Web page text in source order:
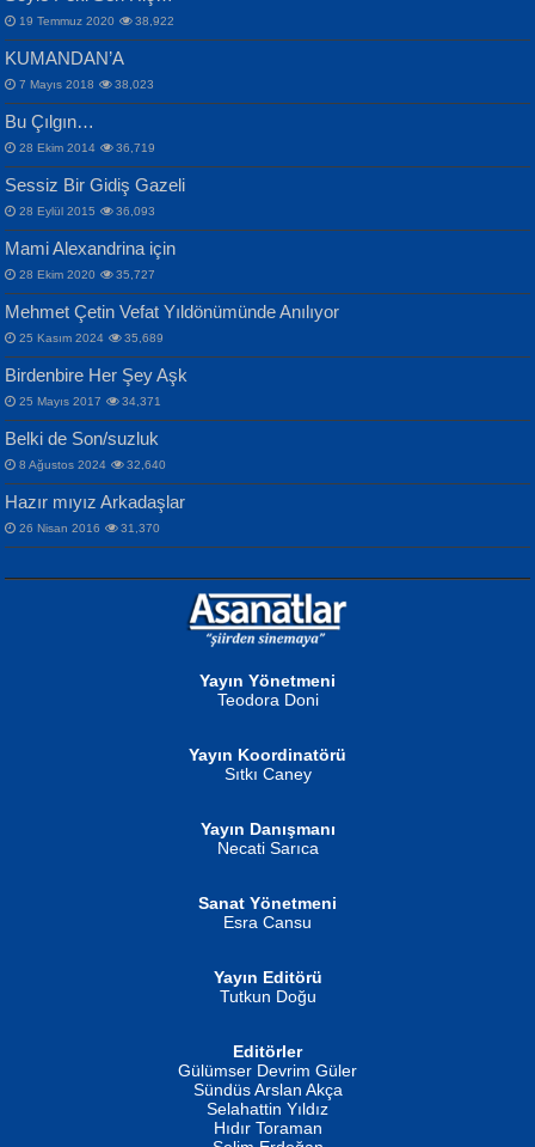
İPEK ACAR SERT
Gazze’nin Şecaati, Ümmetin İmtihanı...
MAHMUT GÜRBÜZ
İbrahim Olmak ve Bitirebilmek...
NURAN KÖSE BAYDAR
İSMAİL OKUTAN
Erkeklerin Kahrolması Ne Demektir
Selahattin Yıldız
İdrakimle Üşürken...
Songül Özel
Mahzen...
Ben Deniz Değilim ki...
Evvel Zaman Tanrıçası...
ERDEM BAYAZIT
Sana, Bana, Vatanıma, Ülkemin
İnsanlarına Dair...
NAZIM HİKMET RAN
Bir Cezaevinde, Tecritteki Adamın
Mektupları...
19 Temmuz 2020 38,922
KUMANDAN’A
7 Mayıs 2018 38,023
Bu Çılgın…
28 Ekim 2014 36,719
Sessiz Bir Gidiş Gazeli
28 Eylül 2015 36,093
Mami Alexandrina için
28 Ekim 2020 35,727
Mehmet Çetin Vefat Yıldönümünde Anılıyor
25 Kasım 2024 35,689
Birdenbire Her Şey Aşk
25 Mayıs 2017 34,371
Belki de Son/suzluk
8 Ağustos 2024 32,640
Hazır mıyız Arkadaşlar
26 Nisan 2016 31,370
Yayın Yönetmeni
Teodora Doni
Yayın Koordinatörü
Sıtkı Caney
Yayın Danışmanı
Necati Sarıca
Sanat Yönetmeni
Esra Cansu
Yayın Editörü
Tutkun Doğu
Editörler
Gülümser Devrim Güler
Sündüs Arslan Akça
Selahattin Yıldız
Hıdır Toraman